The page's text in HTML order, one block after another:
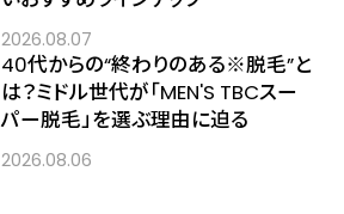
2026.08.07
40代からの“終わりのある※脱毛”と
は？ミドル世代が「MEN'S TBCスー
パー脱毛」を選ぶ理由に迫る
2026.08.06